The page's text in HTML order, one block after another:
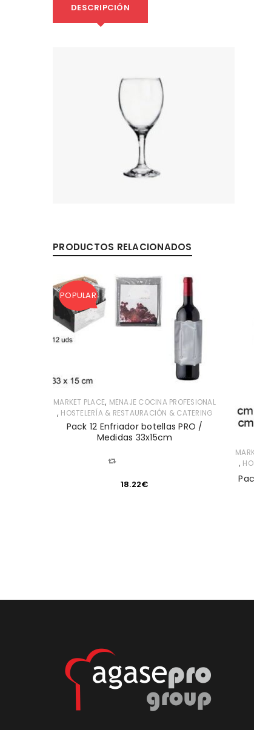
DESCRIPCIÓN
PRODUCTOS RELACIONADOS
POPULAR
MARKET PLACE, MENAJE COCINA PROFESIONAL
, HOSTELERÍA & RESTAURACIÓN & CATERING
Pack 12 Enfriador botellas PRO /
Medidas 33x15cm
COMPARAR
18.22€
,